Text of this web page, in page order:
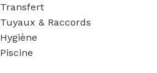
Transfert
Tuyaux & Raccords
Hygiène
Piscine